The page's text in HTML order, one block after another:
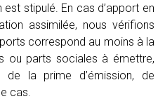
est stipulé. En cas d’apport en
assimilée, nous vérifions
correspond au moins à la
ou parts sociales à émettre,
de la prime d’émission, de
cas.